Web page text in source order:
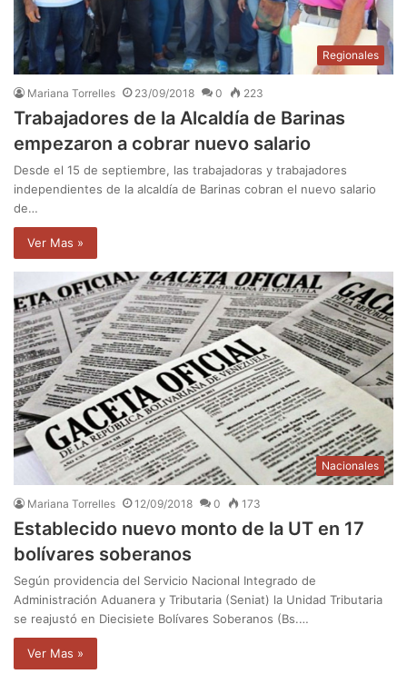
Regionales
Mariana Torrelles 23/09/2018 0 223
Trabajadores de la Alcaldía de Barinas
empezaron a cobrar nuevo salario
Desde el 15 de septiembre, las trabajadoras y trabajadores
independientes de la alcaldía de Barinas cobran el nuevo salario
de…
Ver Mas »
Nacionales
Mariana Torrelles 12/09/2018 0 173
Establecido nuevo monto de la UT en 17
bolívares soberanos
Según providencia del Servicio Nacional Integrado de
Administración Aduanera y Tributaria (Seniat) la Unidad Tributaria
se reajustó en Diecisiete Bolívares Soberanos (Bs.…
Ver Mas »